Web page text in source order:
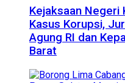
Kejaksaan Negeri
Kasus Korupsi,
Agung RI dan
Barat